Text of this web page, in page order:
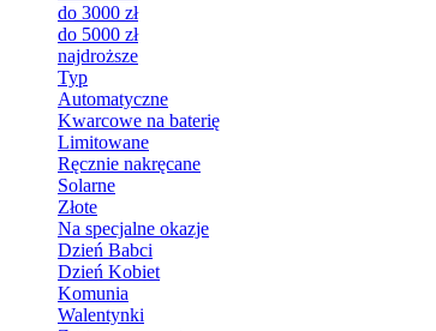
do 3000 zł
do 5000 zł
najdroższe
Typ
Automatyczne
Kwarcowe na baterię
Limitowane
Ręcznie nakręcane
Solarne
Złote
Na specjalne okazje
Dzień Babci
Dzień Kobiet
Komunia
Walentynki